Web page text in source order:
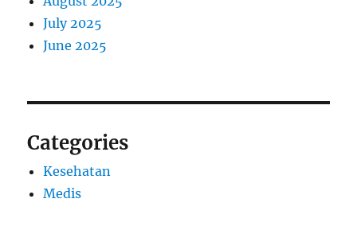
July 2025
June 2025
Categories
Kesehatan
Medis